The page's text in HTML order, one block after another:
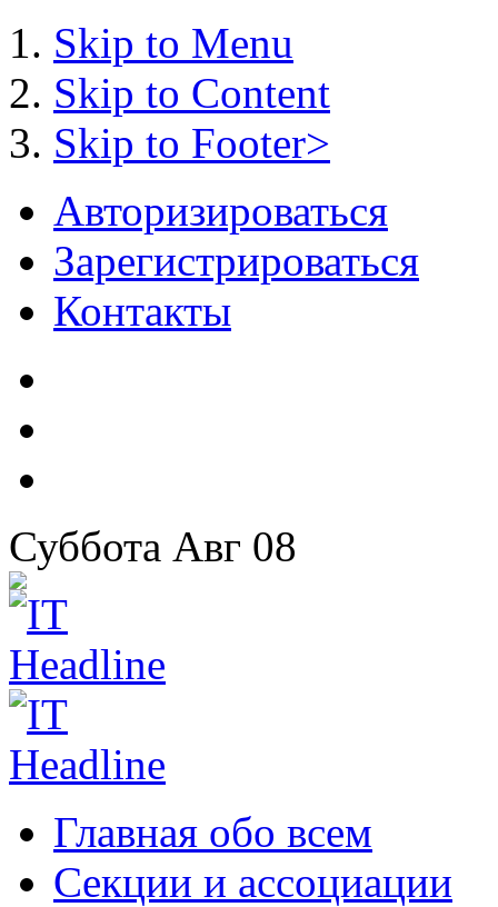
Skip to Menu
Skip to Content
Skip to Footer>
Авторизироваться
Зарегистрироваться
Контакты
Суббота Авг 08
Главная обо всем
Секции и ассоциации